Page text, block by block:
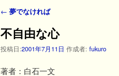
投稿ナビゲーション
← 夢でなければ
不自由な心
投稿日:2001年7月11日 作成者: fukuro
著者：白石一文